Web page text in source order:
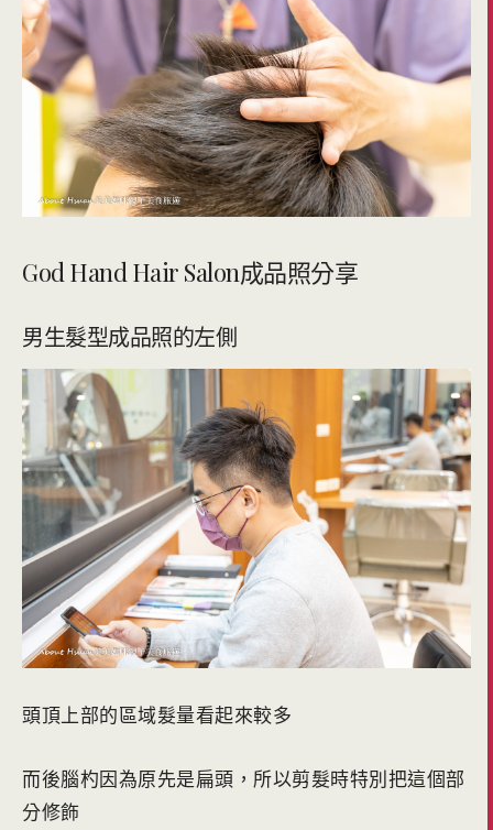
God Hand Hair Salon成品照分享
男生髮型成品照的左側
頭頂上部的區域髮量看起來較多
而後腦杓因為原先是扁頭，所以剪髮時特別把這個部
分修飾